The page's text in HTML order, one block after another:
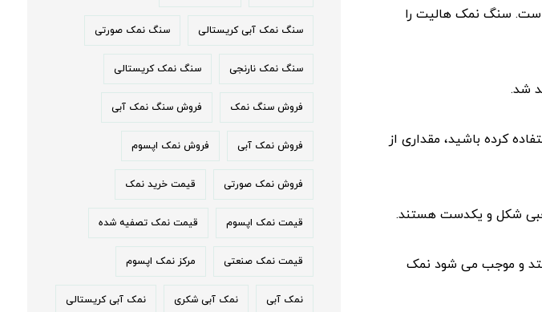
سنگ نمک هالیت را
شد.
کرده باشید، مقداری از
شکل و یکدست هستند.
افتد و موجب می شود نمک
سنگ نمک آبی کریستالی سنگ نمک صورتی
سنگ نمک نارنجی سنگ نمک کریستالی
فروش سنگ نمک فروش سنگ نمک آبی
فروش نمک آبی فروش نمک اپسوم
فروش نمک صورتی قیمت خرید نمک
قیمت نمک اپسوم قیمت نمک تصفیه شده
قیمت نمک صنعتی مرکز نمک اپسوم
نمک آبی نمک آبی شکری نمک آبی کریستالی